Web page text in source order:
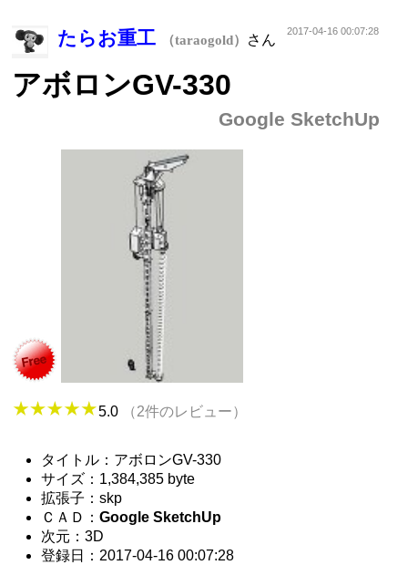
たらお重工 （taraogold） さん
2017-04-16 00:07:28
アボロンGV-330
Google SketchUp
5.0 （2件のレビュー）
タイトル：アボロンGV-330
サイズ：1,384,385 byte
拡張子：skp
ＣＡＤ：Google SketchUp
次元：3D
登録日：2017-04-16 00:07:28